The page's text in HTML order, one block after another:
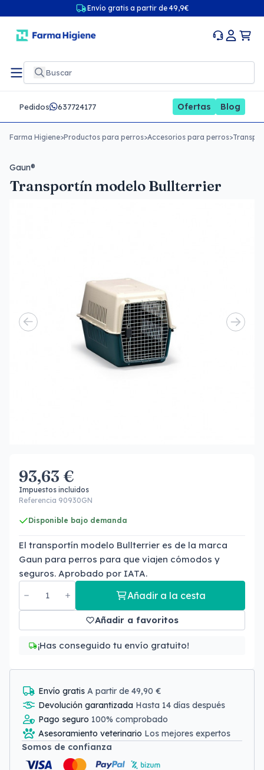
Envío gratis a partir de 49,9€
Pedidos 637724177 Ofertas Blog
Farma Higiene>Productos para perros>Accesorios para perros>
Gaun®
Transportín modelo Bullterrier
93,63 €
Impuestos incluidos
Referencia 90930GN
Disponible bajo demanda
El transportín modelo Bullterrier es de la marca
Gaun para perros para que viajen cómodos y
seguros. Aprobado por IATA.
Añadir a la cesta
Añadir a favoritos
¡Has conseguido tu envío gratuito!
Envío gratis A partir de 49,90 €
Devolución garantizada Hasta 14 días después
Pago seguro 100% comprobado
Asesoramiento veterinario Los mejores expertos
Somos de confianza